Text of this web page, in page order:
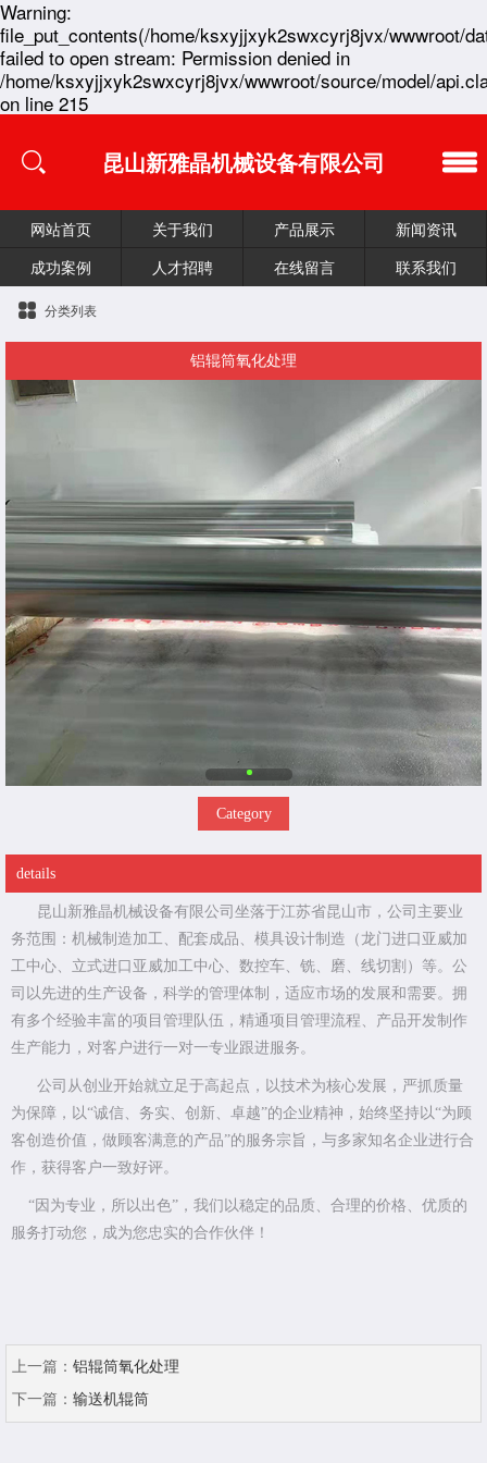
Warning:
file_put_contents(/home/ksxyjjxyk2swxcyrj8jvx/wwwroot/
failed to open stream: Permission denied in
/home/ksxyjjxyk2swxcyrj8jvx/wwwroot/source/model/
on line 215
昆山新雅晶机械设备有限公司
网站首页 关于我们 产品展示
新闻资讯
成功案例
人才招聘 在线留言 联系我们
分类列表
铝辊筒氧化处理
Category
details
昆山新雅晶机械设备有限公司坐落于江苏省昆山市，公司主要业
务范围：机械制造加工、配套成品、模具设计制造（龙门进口亚威加
工中心、立式进口亚威加工中心、数控车、铣、磨、线切割）等。公
司以先进的生产设备，科学的管理体制，适应市场的发展和需要。拥
有多个经验丰富的项目管理队伍，精通项目管理流程、产品开发制作
生产能力，对客户进行一对一专业跟进服务。
公司从创业开始就立足于高起点，以技术为核心发展，严抓质量
为保障，以“诚信、务实、创新、卓越”的企业精神，始终坚持以“为顾
客创造价值，做顾客满意的产品”的服务宗旨，与多家知名企业进行合
作，获得客户一致好评。
“因为专业，所以出色”，我们以稳定的品质、合理的价格、优质的
服务打动您，成为您忠实的合作伙伴！
上一篇： 铝辊筒氧化处理
下一篇： 输送机辊筒